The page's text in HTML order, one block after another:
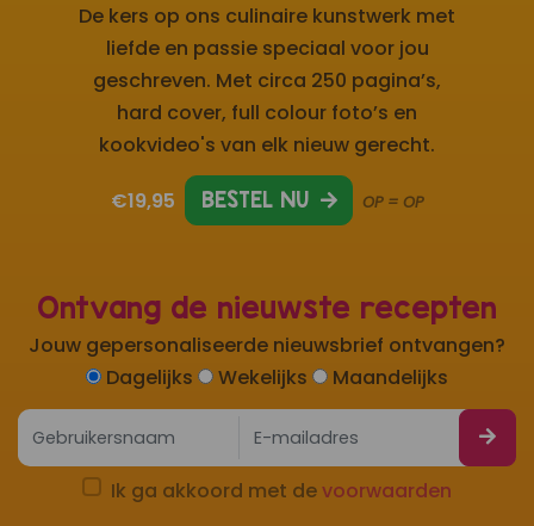
Ontvang de nieuwste recepten
Jouw gepersonaliseerde nieuwsbrief ontvangen?
Dagelijks
Wekelijks Maandelijks
Ik ga akkoord met devoorwaarden
De kers op ons culinaire kunstwerk met
liefde en passie speciaal voor jou
geschreven. Met circa 250 pagina’s,
hard cover, full colour foto’s en
kookvideo's van elk nieuw gerecht.
€19,95 BESTEL NU OP = OP